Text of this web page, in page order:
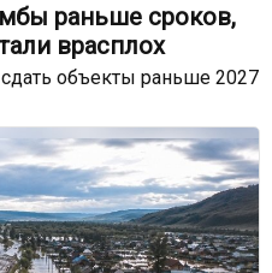
раньше сроков,
врасплох
объекты раньше 2027